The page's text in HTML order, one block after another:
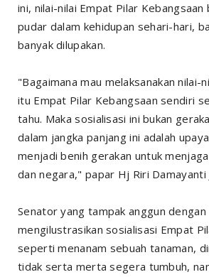
ini, nilai-nilai Empat Pilar Kebangsaan
pudar dalam kehidupan sehari-hari,
banyak dilupakan.
"Bagaimana mau melaksanakan nilai-
itu Empat Pilar Kebangsaan sendiri
tahu. Maka sosialisasi ini bukan
dalam jangka panjang ini adalah
menjadi benih gerakan untuk
dan negara," papar Hj Riri Damayanti
Senator yang tampak anggun dengan
mengilustrasikan sosialisasi Empat
seperti menanam sebuah tanaman,
tidak serta merta segera tumbuh,